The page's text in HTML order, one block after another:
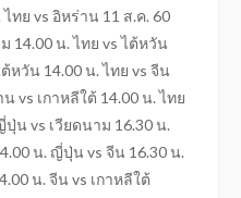
ทย vs อิหร่าน 11 ส.ค. 60
14.00 น. ไทย vs ไต้หวัน
หวัน 14.00 น. ไทย vs จีน
vs เกาหลีใต้ 14.00 น. ไทย
น vs เวียดนาม 16.30 น.
น. ญี่ปุ่น vs จีน 16.30 น.
น. จีน vs เกาหลีใต้